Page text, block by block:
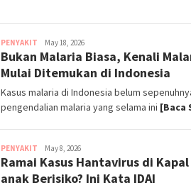
PENYAKIT ParentSquads
May 18, 2026
Bukan Malaria Biasa, Kenali
Mulai Ditemukan di Indonesia
Kasus malaria di Indonesia belum
pengendalian malaria yang selama ini [Baca
PENYAKIT ParentSquads
May 8, 2026
Ramai Kasus Hantavirus di Kapal
anak Berisiko? Ini Kata IDAI